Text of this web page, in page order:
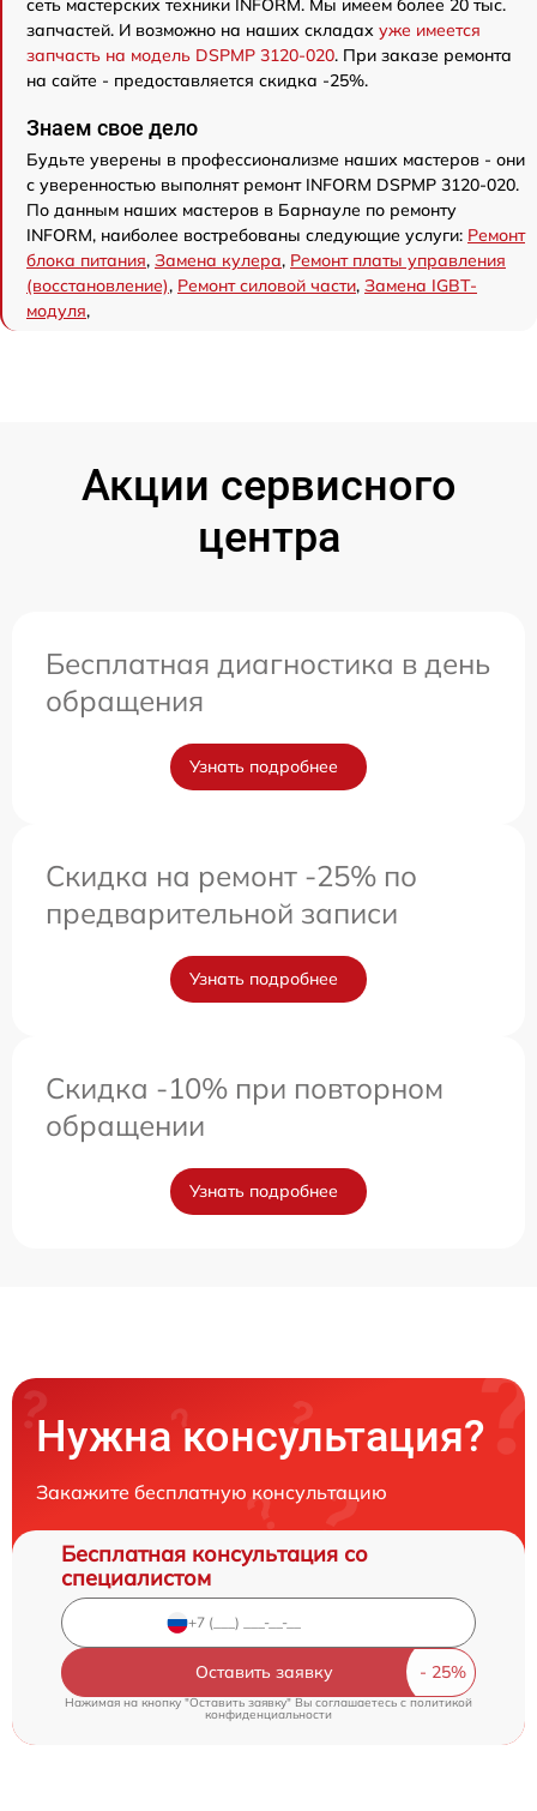
сеть мастерских техники INFORM. Мы имеем более 20 тыс.
запчастей. И возможно на наших складах уже имеется
запчасть на модель DSPMP 3120-020. При заказе ремонта
на сайте - предоставляется скидка -25%.
Знаем свое дело
Будьте уверены в профессионализме наших мастеров - они
с уверенностью выполнят ремонт INFORM DSPMP 3120-020.
По данным наших мастеров в Барнауле по ремонту
INFORM, наиболее востребованы следующие услуги: Ремонт
блока питания, Замена кулера, Ремонт платы управления
(восстановление), Ремонт силовой части, Замена IGBT-
модуля,
Акции сервисного
центра
Бесплатная диагностика в день
обращения
Узнать подробнее
Скидка на ремонт -25% по
предварительной записи
Узнать подробнее
Скидка -10% при повторном
обращении
Узнать подробнее
Нужна консультация?
Закажите бесплатную консультацию
Бесплатная консультация со
специалистом
Оставить заявку
Нажимая на кнопку "Оставить заявку" Вы соглашаетесь cполитикой
конфиденциальности